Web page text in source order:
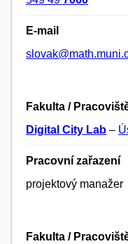
E-mail
Fakulta /
Digital City Lab –
Pracovní zařazení
projektový manažer
Fakulta /